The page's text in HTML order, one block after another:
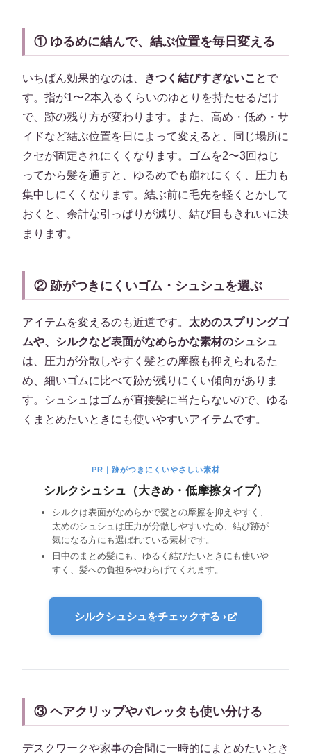
① ゆるめに結んで、結ぶ位置を毎日変える
いちばん効果的なのは、 きつく結びすぎないことで
す。指が1〜2本入るくらいのゆとりを持たせるだけ
で、跡の残り方が変わります。また、高め・低め・サ
イドなど結ぶ位置を日によって変えると、同じ場所に
クセが固定されにくくなります。ゴムを2〜3回ねじ
ってから髪を通すと、ゆるめでも崩れにくく、圧力も
集中しにくくなります。結ぶ前に毛先を軽くとかして
おくと、余計な引っぱりが減り、結び目もきれいに決
まります。
② 跡がつきにくいゴム・シュシュを選ぶ
アイテムを変えるのも近道です。 太めのスプリングゴ
ムや、シルクなど表面がなめらかな素材のシュシュ
は、圧力が分散しやすく髪との摩擦も抑えられるた
め、細いゴムに比べて跡が残りにくい傾向がありま
す。シュシュはゴムが直接髪に当たらないので、ゆる
くまとめたいときにも使いやすいアイテムです。
PR｜跡がつきにくいやさしい素材
シルクシュシュ（大きめ・低摩擦タイプ）
シルクは表面がなめらかで髪との摩擦を抑えやすく、
太めのシュシュは圧力が分散しやすいため、結び跡が
気になる方にも選ばれている素材です。
日中のまとめ髪にも、ゆるく結びたいときにも使いや
すく、髪への負担をやわらげてくれます。
シルクシュシュをチェックする ›
③ ヘアクリップやバレッタも使い分ける
デスクワークや家事の合間に一時的にまとめたいとき